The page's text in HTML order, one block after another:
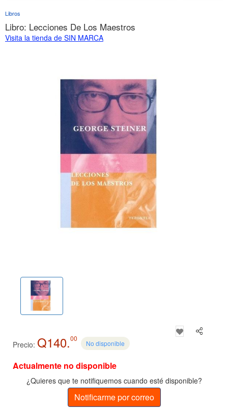
Libros
Libro: Lecciones De Los Maestros
Visita la tienda de SIN MARCA
Precio: Q140.00
No disponible
Actualmente no disponible
¿Quieres que te notifiquemos cuando esté disponible?
Notificarme por correo